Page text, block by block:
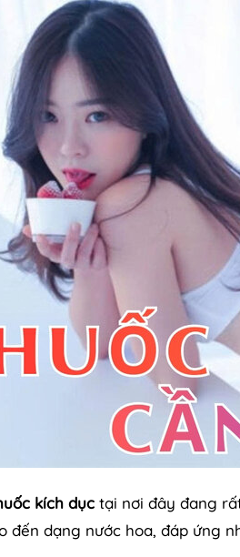
kích dục tại nơi đây đang
đến dạng nước hoa, đáp ứng